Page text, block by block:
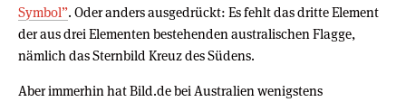
Symbol”. Oder anders ausgedrückt: Es fehlt das dritte Element
der aus drei Elementen bestehenden australischen Flagge,
nämlich das Sternbild Kreuz des Südens.
Aber immerhin hat Bild.de bei Australien wenigstens